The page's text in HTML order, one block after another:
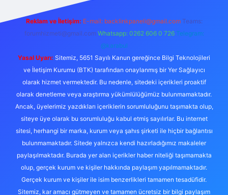
Reklam ve İletişim: E-mail: backlinkpaneli@gmail.com Teams:
forumhizmeti@gmail.com Whatsapp: 0262 606 0 726 Telegram:
@karabul
Yasal Uyarı: Sitemiz, 5651 Sayılı Kanun gereğince Bilgi Teknolojileri
ve İletişim Kurumu (BTK) tarafından onaylanmış bir Yer Sağlayıcı
olarak hizmet vermektedir. Bu nedenle, sitedeki içerikleri proaktif
olarak denetleme veya araştırma yükümlülüğümüz bulunmamaktadır.
Ancak, üyelerimiz yazdıkları içeriklerin sorumluluğunu taşımakta olup,
siteye üye olarak bu sorumluluğu kabul etmiş sayılırlar. Bu internet
sitesi, herhangi bir marka, kurum veya şahıs şirketi ile hiçbir bağlantısı
bulunmamaktadır. Sitede yalnızca kendi hazırladığımız makaleler
paylaşılmaktadır. Burada yer alan içerikler haber niteliği taşımamakta
olup, gerçek kurum ve kişiler hakkında paylaşım yapılmamaktadır.
Gerçek kurum ve kişiler ile isim benzerlikleri tamamen tesadüfidir.
Sitemiz, kar amacı gütmeyen ve tamamen ücretsiz bir bilgi paylaşım